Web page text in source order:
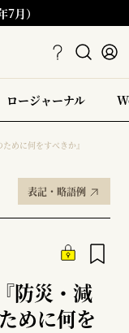
月）
ロージャーナル
めに何をすべきか』
表記・略語例
防災・減
めに何を